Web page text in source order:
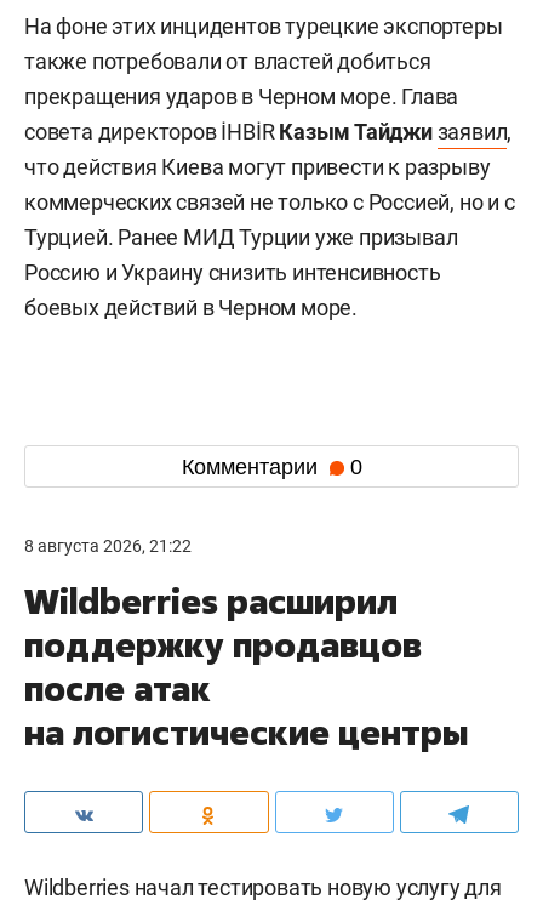
На фоне этих инцидентов турецкие экспортеры
также потребовали от властей добиться
прекращения ударов в Черном море. Глава
совета директоров İHBİRКазым Тайджизаявил,
что действия Киева могут привести к разрыву
коммерческих связей не только с Россией, но и с
Турцией. Ранее МИД Турции уже призывал
Россию и Украину снизить интенсивность
боевых действий в Черном море.
Комментарии 0
8 августа 2026, 21:22
Wildberries расширил
поддержку продавцов
после атак
на логистические центры
Wildberries начал тестировать новую услугу для